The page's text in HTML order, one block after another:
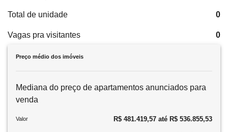
Total de unidade 0
Vagas pra visitantes 0
Preço médio dos imóveis
Mediana do preço de apartamentos anunciados para
venda
Valor R$ 481.419,57 até R$ 536.855,53